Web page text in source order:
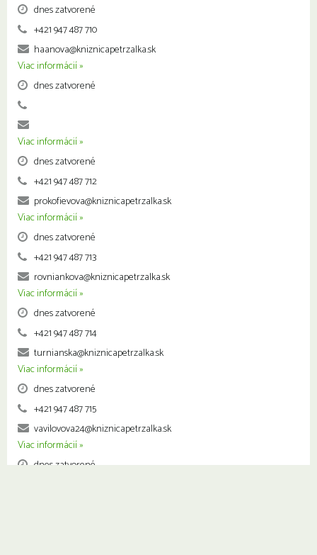
dnes zatvorené
+421 947 487 710
haanova@kniznicapetrzalka.sk
Viac informácií »
dnes zatvorené
Viac informácií »
dnes zatvorené
+421 947 487 712
prokofievova@kniznicapetrzalka.sk
Viac informácií »
dnes zatvorené
+421 947 487 713
rovniankova@kniznicapetrzalka.sk
Viac informácií »
dnes zatvorené
+421 947 487 714
turnianska@kniznicapetrzalka.sk
Viac informácií »
dnes zatvorené
+421 947 487 715
vavilovova24@kniznicapetrzalka.sk
Viac informácií »
dnes zatvorené